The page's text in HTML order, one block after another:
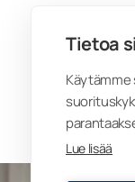
Tietoa
Lue lisää